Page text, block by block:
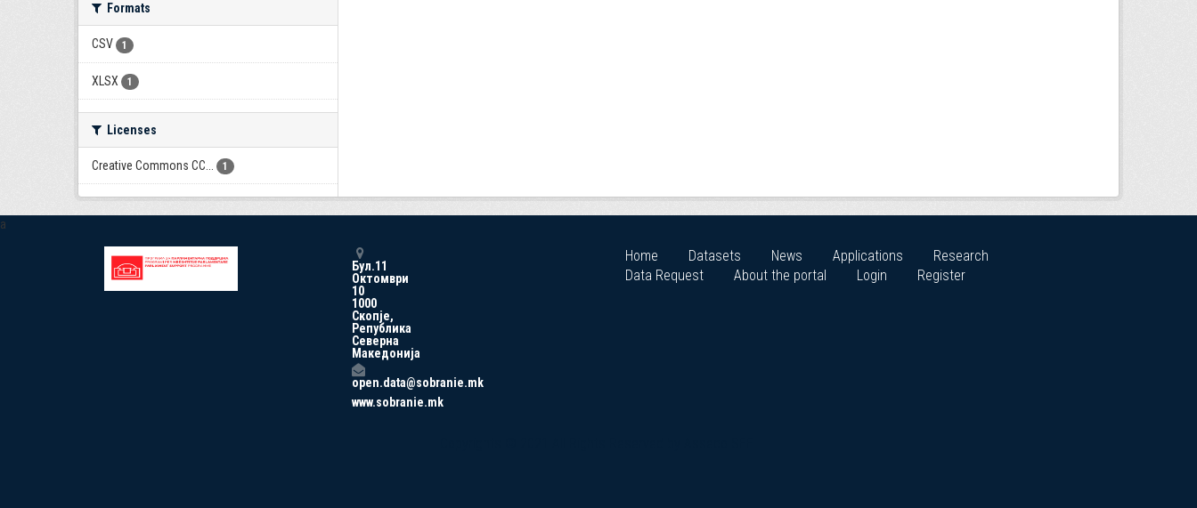
Formats
CSV 1
XLSX 1
Licenses
Creative Commons CC... 1
a
Бул.11
Октомври
10
1000
Скопје,
Република
Северна
Македонија
open.data@sobranie.mk
www.sobranie.mk
Home Datasets News Applications
Research
Data Request
About the portal Login Register